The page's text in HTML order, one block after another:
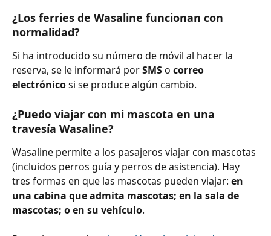
¿Los ferries de Wasaline funcionan con
normalidad?
Si ha introducido su número de móvil al hacer la
reserva, se le informará por SMS o correo
electrónico si se produce algún cambio.
¿Puedo viajar con mi mascota en una
travesía Wasaline?
Wasaline permite a los pasajeros viajar con mascotas
(incluidos perros guía y perros de asistencia). Hay
tres formas en que las mascotas pueden viajar: en
una cabina que admita mascotas; en la sala de
mascotas; o en su vehículo.